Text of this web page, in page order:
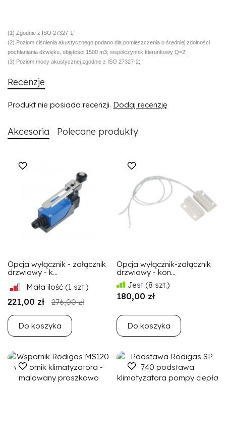
(1) Zgodnie z ISO 27327-1;
(2) Poziom ciśnienia akustycznego podano dla pomieszczenia o średniej zdolności
pochłaniania dźwięku, objętości 1500 m3; współczynnik kierunkowy Q=2;
(3) Poziom mocy akustycznej zgodnie z ISO 27327-2;
Recenzje
Produkt nie posiada recenzji. Dodaj recenzję
Akcesoria Polecane produkty
Opcja wyłącznik - załącznik
drzwiowy - k...
Mała ilość (1 szt.)
221,00 zł 276,00 zł
Do koszyka
Opcja wyłącznik-załącznik
drzwiowy - kon...
Jest (8 szt.)
180,00 zł
Do koszyka